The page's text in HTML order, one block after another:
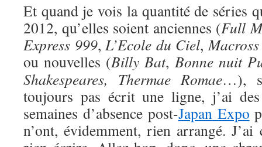
Et quand je vois la quantité de séries
2012, qu’elles soient anciennes (Full
Express 999, L’Ecole du Ciel,
ou nouvelles (Billy Bat, Bonne nuit
Shakespeares, Thermae Romae…),
toujours pas écrit une ligne, j’ai
semaines d’absence post-JapanExpo
n’ont, évidemment, rien arrangé.